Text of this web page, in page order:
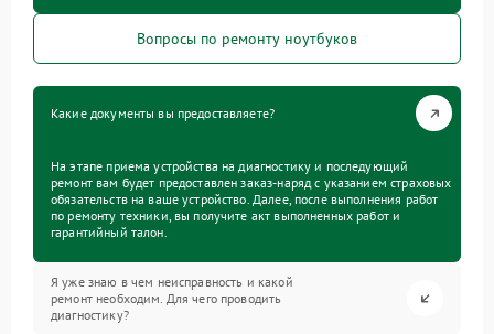
Вопросы по ремонту ноутбуков
Какие документы вы предоставляете?
На этапе приема устройства на диагностику и последующий
ремонт вам будет предоставлен заказ-наряд с указанием страховых
обязательств на ваше устройство. Далее, после выполнения работ
по ремонту техники, вы получите акт выполненных работ и
гарантийный талон.
Я уже знаю в чем неисправность и какой
ремонт необходим. Для чего проводить
диагностику?